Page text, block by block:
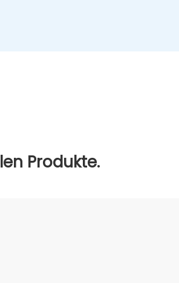
Pro­duk­te.